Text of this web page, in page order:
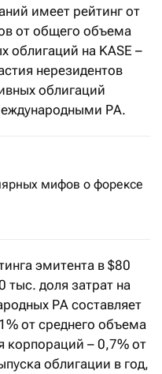
имеет рейтинг от
от общего объема
облигаций на KASE –
нерезидентов
облигаций
РА.
мифов о форексе
эмитента в $80
тыс. доля затрат на
РА составляет
от среднего объема
корпораций – 0,7% от
облигации в год,